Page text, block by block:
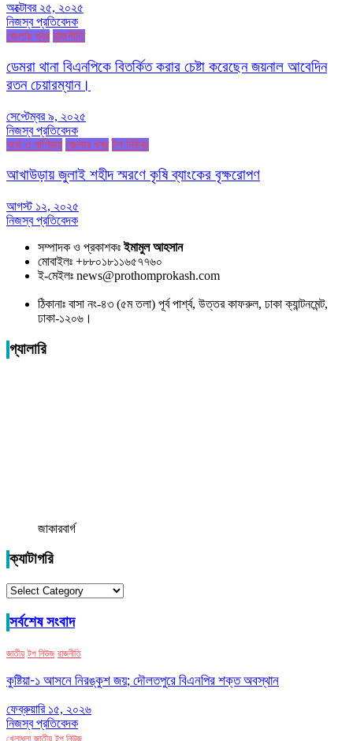
অক্টোবর ২৫, ২০২৫
নিজস্ব প্রতিবেদক
জেলার খবর রাজনীতি
ডেমরা থানা বিএনপিকে বিতর্কিত করার চেষ্টা করেছেন জয়নাল আবেদিন
রতন চেয়ারম্যান।
সেপ্টেম্বর ৯, ২০২৫
নিজস্ব প্রতিবেদক
অর্থ ও বাণিজ্য জেলার খবর টপ নিউজ
আখাউড়ায় জুলাই শহীদ স্মরণে কৃষি ব্যাংকের বৃক্ষরোপণ
আগস্ট ১২, ২০২৫
নিজস্ব প্রতিবেদক
সম্পাদক ও প্রকাশকঃইমামুল আহসান
মোবাইলঃ +৮৮০১৮১১৬৫৭৭৬০
ই-মেইলঃ news@prothomprokash.com
ঠিকানাঃ বাসা নং-৪৩ (৫ম তলা) পূর্ব পার্শ্ব, উত্তর কাফরুল, ঢাকা ক্যান্টনমেন্ট,
ঢাকা-১২০৬।
গ্যালারি
জাকারবার্গ
ক্যাটাগরি
ক্যাটাগরি
সর্বশেষ সংবাদ
জাতীয় টপ নিউজ রাজনীতি
কুষ্টিয়া-১ আসনে নিরঙ্কুশ জয়; দৌলতপুরে বিএনপির শক্ত অবস্থান
ফেব্রুয়ারি ১৫, ২০২৬
নিজস্ব প্রতিবেদক